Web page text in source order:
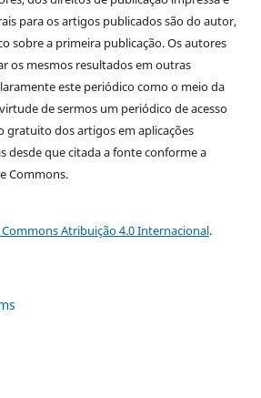
para os artigos publicados são do autor,
sobre a primeira publicação. Os autores
os mesmos resultados em outras
este periódico como o meio da
de sermos um periódico de acesso
gratuito dos artigos em aplicações
desde que citada a fonte conforme a
Commons.
Atribuição 4.0 Internacional.